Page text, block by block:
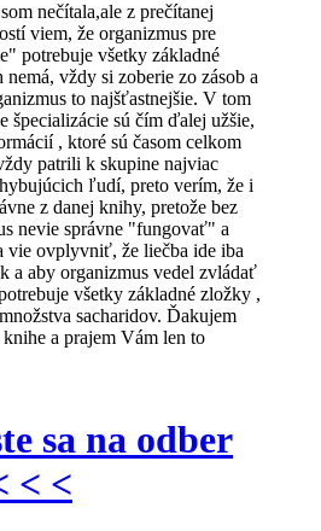
nečítala,ale z prečítanej
viem, že organizmus pre
potrebuje všetky základné
vždy si zoberie zo zásob a
to najšťastnejšie. V tom
špecializácie sú čím ďalej užšie,
, ktoré sú časom celkom
patrili k skupine najviac
ľudí, preto verím, že i
z danej knihy, pretože bez
nevie správne "fungovať" a
vie ovplyvniť, že liečba ide iba
a aby organizmus vedel zvládať
všetky základné zložky ,
sacharidov. Ďakujem
a prajem Vám len to
sa na odber
< <